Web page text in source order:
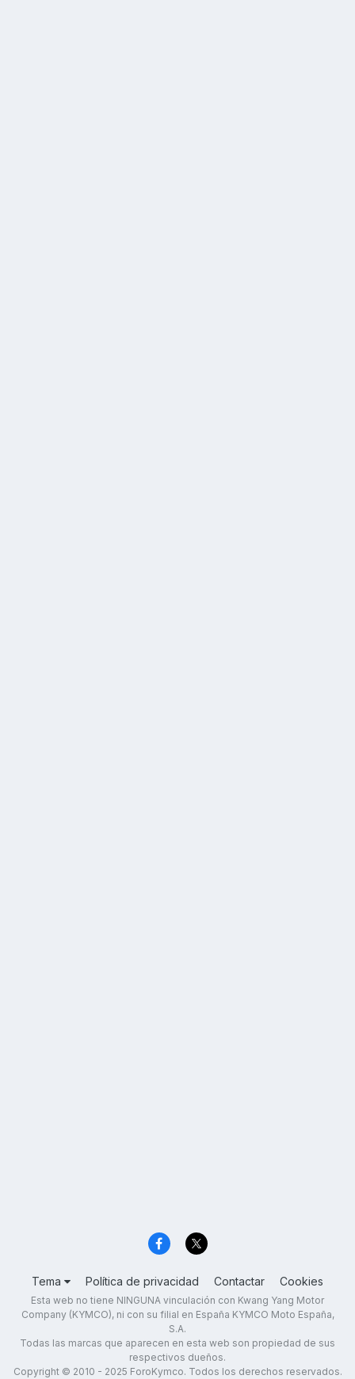
Tema Política de privacidad Contactar Cookies
Esta web no tiene NINGUNA vinculación con Kwang Yang Motor
Company (KYMCO), ni con su filial en España KYMCO Moto España,
S.A.
Todas las marcas que aparecen en esta web son propiedad de sus
respectivos dueños.
Copyright © 2010 - 2025 ForoKymco. Todos los derechos reservados.